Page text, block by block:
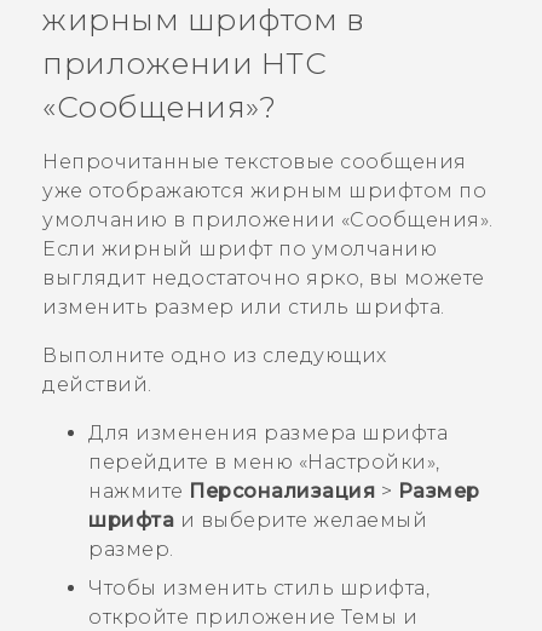
жирным шрифтом в
приложении HTC
«Сообщения»?
Непрочитанные текстовые сообщения
уже отображаются жирным шрифтом по
умолчанию в приложении «Сообщения ».
Если жирный шрифт по умолчанию
выглядит недостаточно ярко, вы можете
изменить размер или стиль шрифта.
Выполните одно из следующих
действий.
Для изменения размера шрифта
перейдите в меню «Настройки »,
нажмите Персонализация > Размер
шрифта и выберите желаемый
размер.
Чтобы изменить стиль шрифта,
откройте приложение Темы и